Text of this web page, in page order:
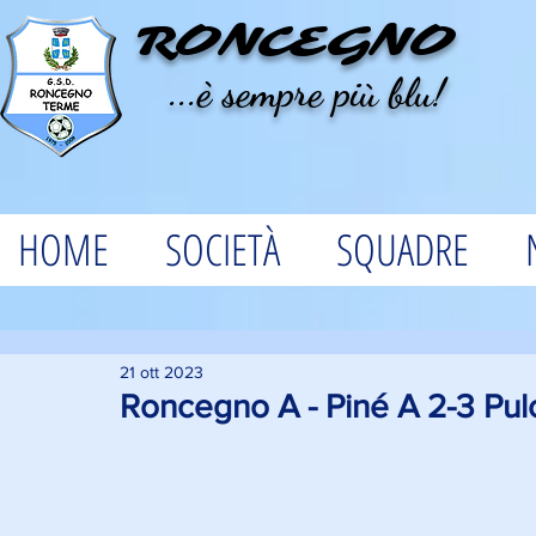
RONCEGNO
...è sempre più blu!
HOME SOCIETÀ SQUADRE
Roncegno A - Piné A 2-3
21 ott 2023